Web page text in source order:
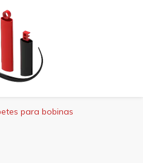
para bobinas